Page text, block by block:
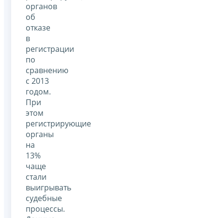
органов
об
отказе
в
регистрации
по
сравнению
с 2013
годом.
При
этом
регистрирующие
органы
на
13%
чаще
стали
выигрывать
судебные
процессы.